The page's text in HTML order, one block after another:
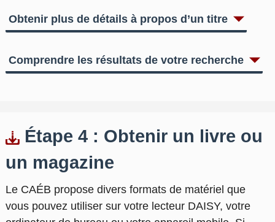
Obtenir plus de détails à propos d’un titre
Comprendre les résultats de votre recherche
Étape 4 : Obtenir un livre ou
un magazine
Le CAÉB propose divers formats de matériel que
vous pouvez utiliser sur votre lecteur DAISY, votre